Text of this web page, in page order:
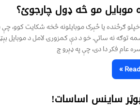
موبایل مو څه ډول چارجوئ؟
ګرځنده یا ځېرک موبایلونه څخه شکایت کوو، چې
توګه نه ساتي. خو د دې کمزورۍ لامل د موبایل
عام فکر دا دی، چې په ډېرو چ
ساینس اساسات!